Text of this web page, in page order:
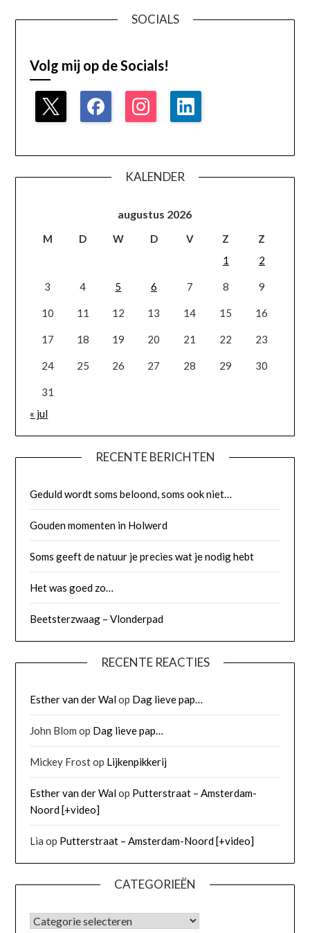
SOCIALS
Volg mij op de Socials!
KALENDER
augustus 2026
M D W D V Z
Z
1
2
3 4 5 6 7 8 9
10 11 12 13 14 15 16
17 18 19 20 21 22 23
24 25 26 27 28 29 30
31
« jul
RECENTE BERICHTEN
Geduld wordt soms beloond, soms ook niet…
Gouden momenten in Holwerd
Soms geeft de natuur je precies wat je nodig hebt
Het was goed zo…
Beetsterzwaag – Vlonderpad
RECENTE REACTIES
Esther van der Walop Dag lieve pap…
John Blom op Dag lieve pap…
Mickey Frostop Lijkenpikkerij
Esther van der Walop Putterstraat – Amsterdam-
Noord [+video]
Lia op Putterstraat – Amsterdam-Noord [+video]
CATEGORIEËN